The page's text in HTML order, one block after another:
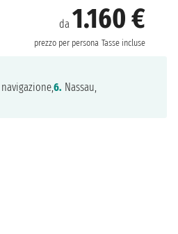
da 1.160 €
prezzo per persona Tasse incluse
navigazione,6. Nassau,